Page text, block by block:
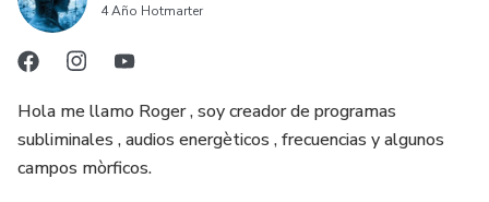
● Atraer de forma poderosa a miles de mujeres que
quieran hacerte el amor
● Las mujeres lo veràn como el hombre màs irresistible
del planeta
4 Año Hotmarter
Hola me llamo Roger , soy creador de programas
subliminales , audios energèticos , frecuencias y algunos
campos mòrficos.